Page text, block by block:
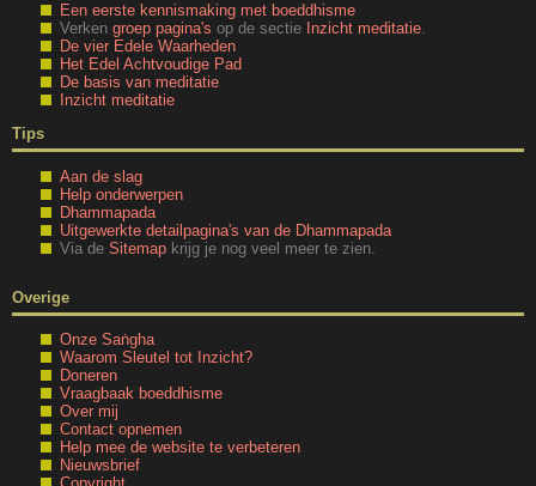
Een eerste kennismaking met boeddhisme
Verken groep pagina's op de sectie Inzicht meditatie.
De vier Edele Waarheden
Het Edel Achtvoudige Pad
De basis van meditatie
Inzicht meditatie
Tips
Aan de slag
Help onderwerpen
Dhammapada
Uitgewerkte detailpagina's van de Dhammapada
Via de Sitemap krijg je nog veel meer te zien.
Overige
Onze Saṅgha
Waarom Sleutel tot Inzicht?
Doneren
Vraagbaak boeddhisme
Over mij
Contact opnemen
Help mee de website te verbeteren
Nieuwsbrief